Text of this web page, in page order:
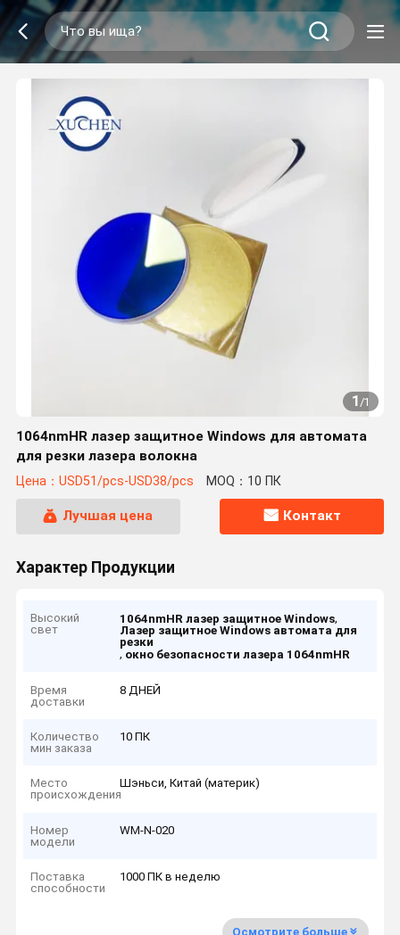
1/1
1064nmHR лазер защитное Windows для автомата
для резки лазера волокна
Цена：USD51/pcs-USD38/pcs MOQ：10 ПК
Лучшая цена Контакт
Характер Продукции
Высокий
свет
1064nmHR лазер защитное Windows,
Лазер защитное Windows автомата для
резки
, окно безопасности лазера 1064nmHR
Время
доставки
8 ДНЕЙ
Количество
мин заказа
10 ПК
Место
происхождения
Шэньси, Китай (материк)
Номер
модели
WM-N-020
Поставка
способности
1000 ПК в неделю
Осмотрите больше